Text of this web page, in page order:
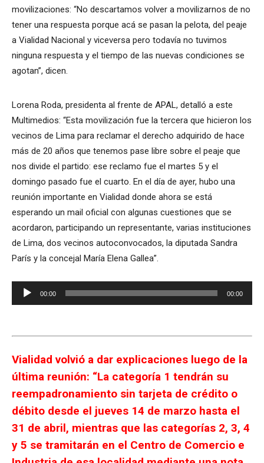
movilizaciones: “No descartamos volver a movilizarnos de no
tener una respuesta porque acá se pasan la pelota, del peaje
a Vialidad Nacional y viceversa pero todavía no tuvimos
ninguna respuesta y el tiempo de las nuevas condiciones se
agotan”, dicen.
Lorena Roda, presidenta al frente de APAL, detalló a este
Multimedios: “Esta movilización fue la tercera que hicieron los
vecinos de Lima para reclamar el derecho adquirido de hace
más de 20 años que tenemos pase libre sobre el peaje que
nos divide el partido: ese reclamo fue el martes 5 y el
domingo pasado fue el cuarto. En el día de ayer, hubo una
reunión importante en Vialidad donde ahora se está
esperando un mail oficial con algunas cuestiones que se
acordaron, participando un representante, varias instituciones
de Lima, dos vecinos autoconvocados, la diputada Sandra
París y la concejal María Elena Gallea”.
Reproductor
de
00:00 00:00
Vialidad volvió a dar explicaciones luego de la
última reunión: “La categoría 1 tendrán su
reempadronamiento sin tarjeta de crédito o
débito desde el jueves 14 de marzo hasta el
31 de abril, mientras que las categorías 2, 3, 4
y 5 se tramitarán en el Centro de Comercio e